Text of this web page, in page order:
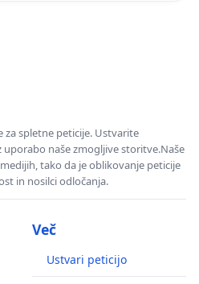
spletne peticije. Ustvarite
naše zmogljive storitve.Naše
tako da je oblikovanje peticije
in nosilci odločanja.
Več
Ustvari peticijo